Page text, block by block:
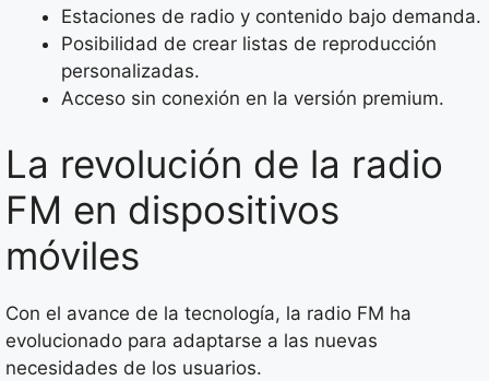
Estaciones de radio y contenido bajo demanda.
Posibilidad de crear listas de reproducción
personalizadas.
Acceso sin conexión en la versión premium.
La revolución de la radio
FM en dispositivos
móviles
Con el avance de la tecnología, la radio FM ha
evolucionado para adaptarse a las nuevas
necesidades de los usuarios.